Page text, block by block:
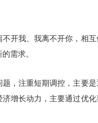
我、我离不开你，相互
需求。
注重短期调控，主要是
增长动力，主要通过优